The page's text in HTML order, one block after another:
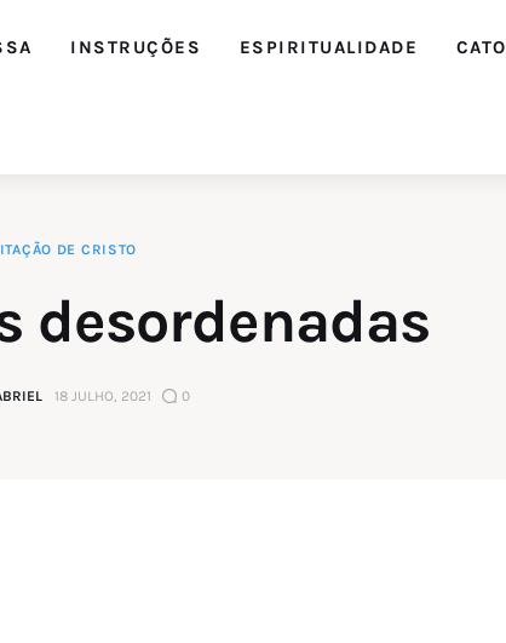
INSTRUÇÕES ESPIRITUALIDADE
DE CRISTO
desordenadas
18 JULHO, 2021 0